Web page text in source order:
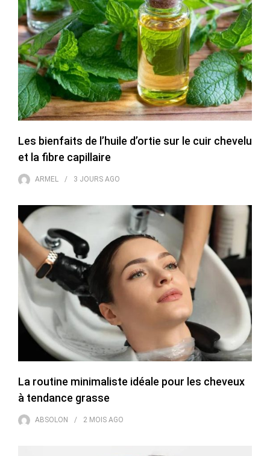
Les bienfaits de l’huile d’ortie sur le cuir chevelu
et la fibre capillaire
ARMEL 3 JOURS AGO
La routine minimaliste idéale pour les cheveux
à tendance grasse
ABSOLON 2 MOIS AGO